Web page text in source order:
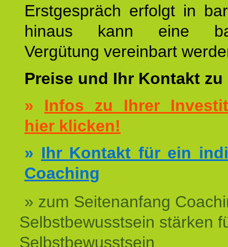
Erstgespräch erfolgt in
hinaus kann eine
Vergütung vereinbart
Preise und Ihr Kontakt
» Infos zu Ihrer
hier klicken!
» Ihr Kontakt für ein
Coaching
» zum Seitenanfang
Selbstbewusstsein stärken
Selbstbewusstsein